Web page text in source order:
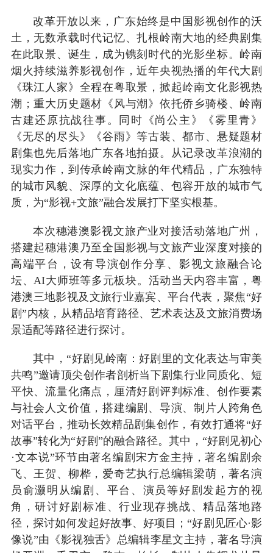
改革开放以来，广东始终是中国影视创作的沃
土，无数承载时代记忆、扎根岭南大地的经典剧集
在此取景、诞生，成为镌刻时代的光影坐标。岭南
烟火持续滋养影视创作，近年央视热播的年代大剧
《珠江人家》全程在粤取景，掀起岭南文化影视热
潮；重大历史题材《风与潮》依托侨乡骑楼、岭南
古建还原抗战往事。同时《尚公主》《雾里青》
《无尽的尽头》《谷雨》等古装、都市、悬疑题材
剧集也先后落地广东各地拍摄。从记录改革浪潮的
现实力作，到传承岭南文脉的年代精品，广东独特
的城市风貌、深厚的文化底蕴、包容开放的城市气
质，为“影视+文旅”融合发展打下坚实根基。
本次穗港澳影视文旅产业对接活动落地广州，
搭建起穗港澳乃至全国影视与文旅产业深度对接的
高端平台，设有导演创作分享、影视文旅融合论
坛、AI大师班等多元板块。活动当天内容丰富，粤
港澳三地影视及文旅行业嘉宾、平台代表，聚焦“好
剧”内核，从精品培育路径、艺术表达及文旅消费场
景适配等路径进行探讨。
其中，“好剧见岭南：好剧里的文化表达与审美
共鸣”邀请顶尖创作者剖析当下剧集行业同质化、短
平快、流量化痛点，厘清好剧评判标准、创作要素
与社会人文价值，搭建编剧、导演、制片人跨角色
对话平台，推动长效精品剧集创作，有效打通将“好
故事”转化为“好剧”的融合路径。其中，“好剧见初心
·文本说”环节由著名编剧宋方金主持，著名编剧余
飞、王贺、柳桦，爱奇艺执行总编辑梁萌，著名演
员俞灏明从编剧、平台、演员等好剧发起方的视
角，研讨好剧标准、行业现存挑战、精品落地路
径，探讨如何发起好故事、好项目；“好剧见匠心·影
像说”由《影视独舌》总编辑李星文主持，著名导演